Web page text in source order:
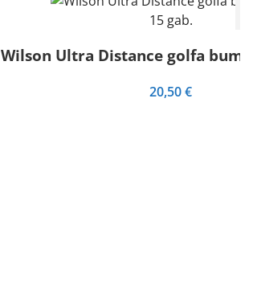
Wilson Ultra Distance golfa
20,50€